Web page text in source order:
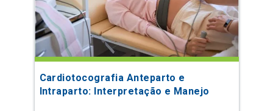
Cardiotocografia Anteparto e
Intraparto: Interpretação e Manejo